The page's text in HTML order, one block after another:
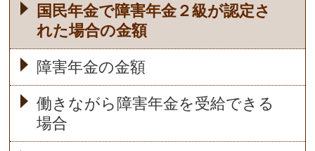
国民年金で障害年金２級が認定さ
れた場合の金額
障害年金の金額
働きながら障害年金を受給できる
場合